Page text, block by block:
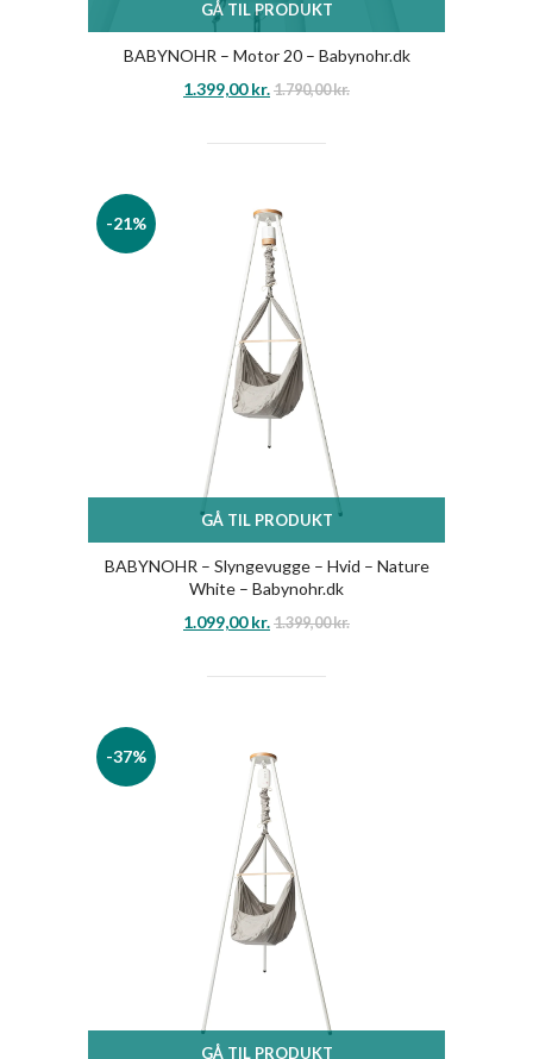
GÅ TIL PRODUKT
BABYNOHR – Motor 20 – Babynohr.dk
1.399,00kr. 1.790,00kr.
-21%
GÅ TIL PRODUKT
BABYNOHR – Slyngevugge – Hvid – Nature
White – Babynohr.dk
1.099,00kr. 1.399,00kr.
-37%
GÅ TIL PRODUKT